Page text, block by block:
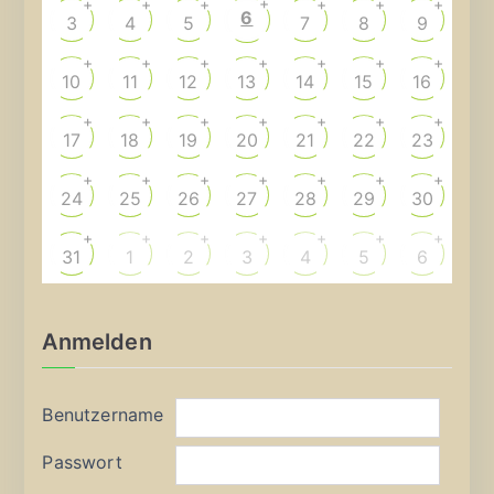
3
+
4
+
5
+
6 7
+
8
+
9
+
10
+
11
+
12
+
13
+
14
+
15
+
16
+
17
+
18
+
19
+
20
+
21
+
22
+
23
+
24
+
25
+
26
+
27
+
28
+
29
+
30
+
31
+
1
+
2
+
3
+
4
+
5
+
6
+
Anmelden
Benutzername
Passwort